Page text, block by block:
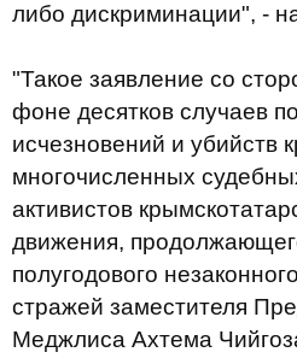
либо дискриминации", -
"Такое заявление со
фоне десятков случаев
исчезновений и убийств
многочисленных
активистов
движения,
полугодового
стражей заместителя
Меджлиса Ахтема